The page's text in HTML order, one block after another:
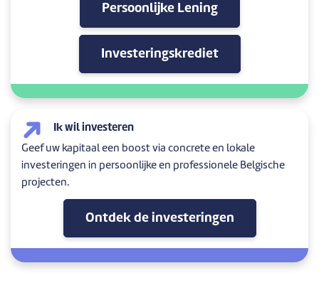
Persoonlijke Lening
Investeringskrediet
Ik wil investeren
Geef uw kapitaal een boost via concrete en lokale
investeringen in persoonlijke en professionele Belgische
projecten.
Ontdek de investeringen